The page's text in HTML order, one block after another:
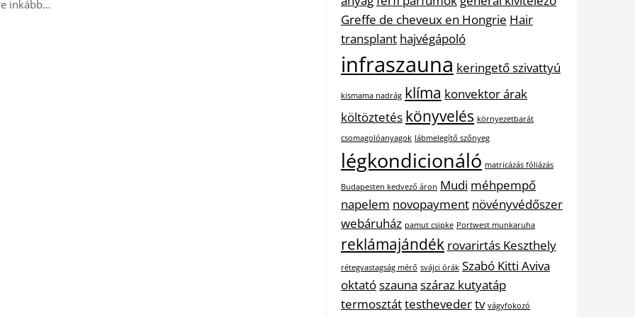
inkább…
Greffe de cheveux en Hongrie Hair
transplant hajvégápoló
infraszauna keringető szivattyú
kismama nadrág klíma konvektor árak
költöztetés könyvelés környezetbarát
csomagolóanyagok lábmelegítő szőnyeg
légkondicionáló matricázás fóliázás
Budapesten kedvező áron Mudi méhpempő
napelem novopayment növényvédőszer
webáruház pamut csipke Portwest munkaruha
reklámajándék rovarirtás Keszthely
rétegvastagság mérő svájci órák Szabó Kitti Aviva
oktatószauna száraz kutyatáp
termosztáttesthevedertv vágyfokozó